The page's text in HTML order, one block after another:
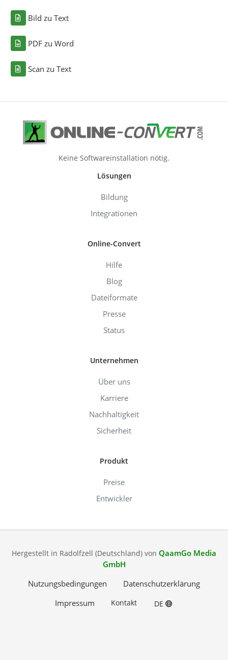
Bild zu Text
PDF zu Word
Scan zu Text
Keine Softwareinstallation nötig.
Lösungen
Bildung
Integrationen
Online-Convert
Hilfe
Blog
Dateiformate
Presse
Status
Unternehmen
Über uns
Karriere
Nachhaltigkeit
Sicherheit
Produkt
Preise
Entwickler
Hergestellt in Radolfzell (Deutschland) von QaamGo Media
GmbH
Nutzungsbedingungen
Datenschutzerklärung
Impressum
Kontakt DE